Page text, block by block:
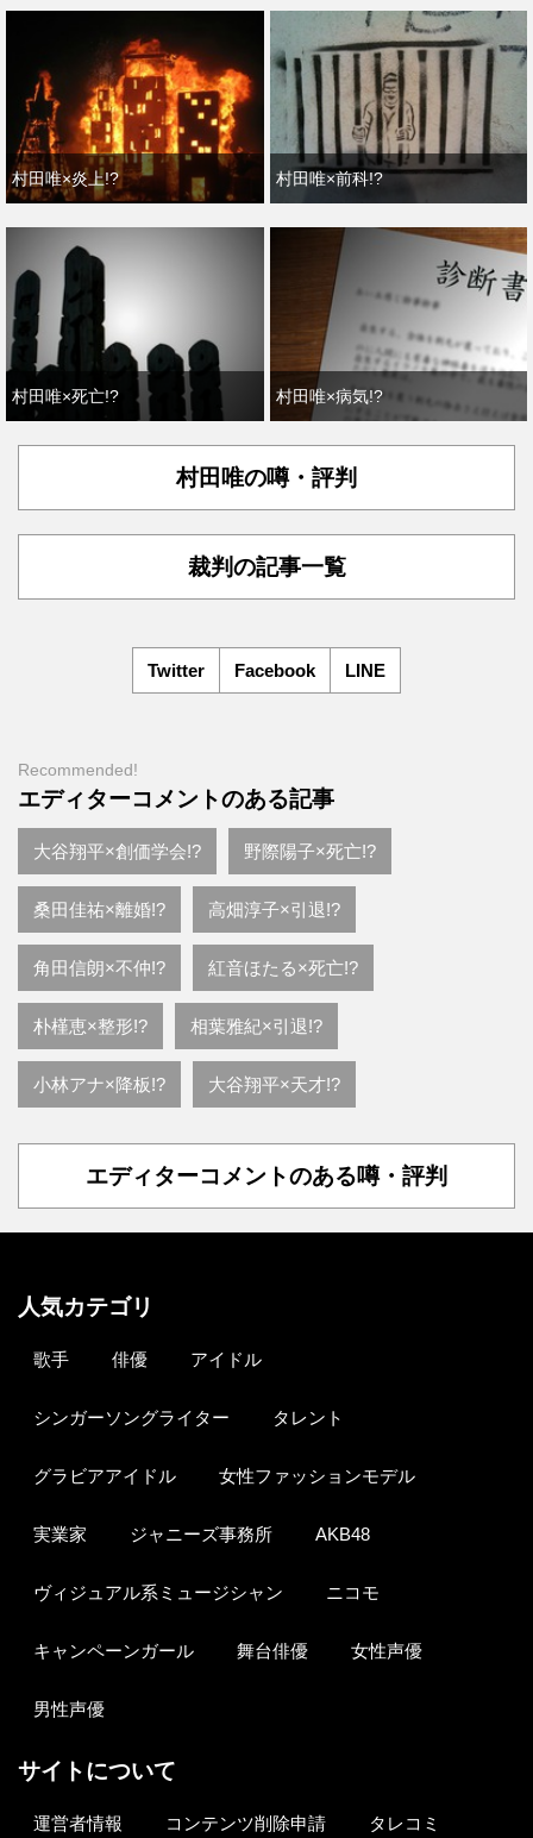
村田唯×炎上!? 村田唯×前科!?
村田唯×死亡!? 村田唯×病気!?
村田唯の噂・評判
裁判の記事一覧
Twitter Facebook LINE
Recommended!
エディターコメントのある記事
大谷翔平×創価学会!? 野際陽子×死亡!?
桑田佳祐×離婚!? 高畑淳子×引退!?
角田信朗×不仲!? 紅音ほたる×死亡!?
朴槿恵×整形!? 相葉雅紀×引退!?
小林アナ×降板!? 大谷翔平×天才!?
エディターコメントのある噂・評判
人気カテゴリ
歌手 俳優 アイドル
シンガーソングライター タレント
グラビアアイドル 女性ファッションモデル
実業家 ジャニーズ事務所 AKB48
ヴィジュアル系ミュージシャン ニコモ
キャンペーンガール 舞台俳優 女性声優
男性声優
サイトについて
運営者情報 コンテンツ削除申請 タレコミ